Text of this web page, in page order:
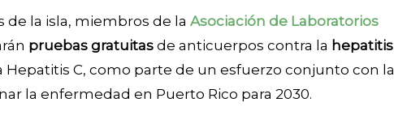
de la isla, miembros de la Asociación de Laboratorios
pruebas gratuitas de anticuerpos contra la hepatitis
Hepatitis C, como parte de un esfuerzo conjunto con la
la enfermedad en Puerto Rico para 2030.